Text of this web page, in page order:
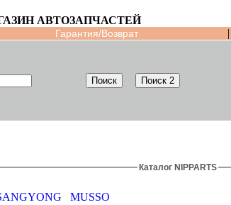
АВТОЗАПЧАСТЕЙ
Гарантия/Возврат |
Каталог NIPPARTS
MUSSO